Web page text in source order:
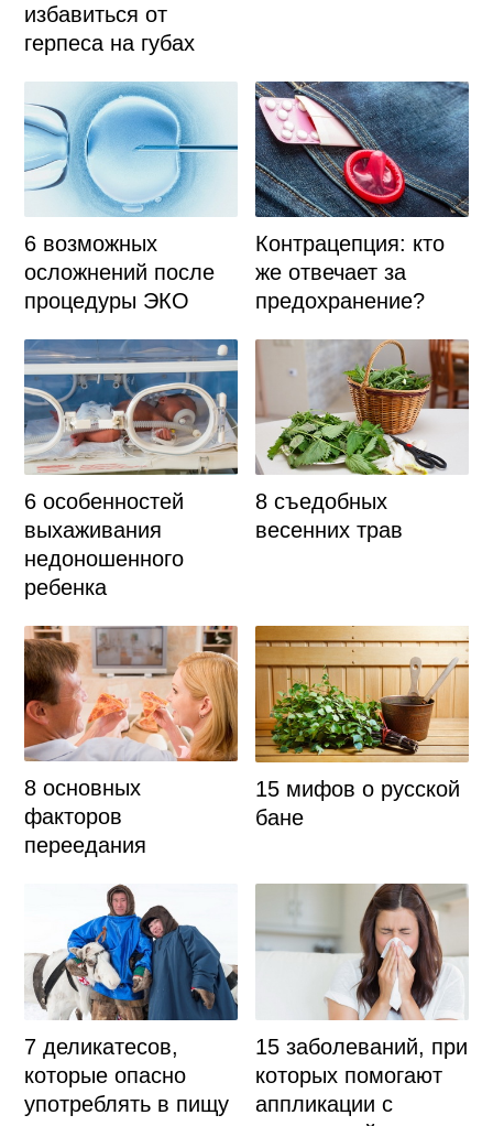
избавиться от
герпеса на губах
6 возможных
осложнений после
процедуры ЭКО
Контрацепция: кто
же отвечает за
предохранение?
6 особенностей
выхаживания
недоношенного
ребенка
8 съедобных
весенних трав
8 основных
факторов
переедания
15 мифов о русской
бане
7 деликатесов,
которые опасно
употреблять в пищу
15 заболеваний, при
которых помогают
аппликации с